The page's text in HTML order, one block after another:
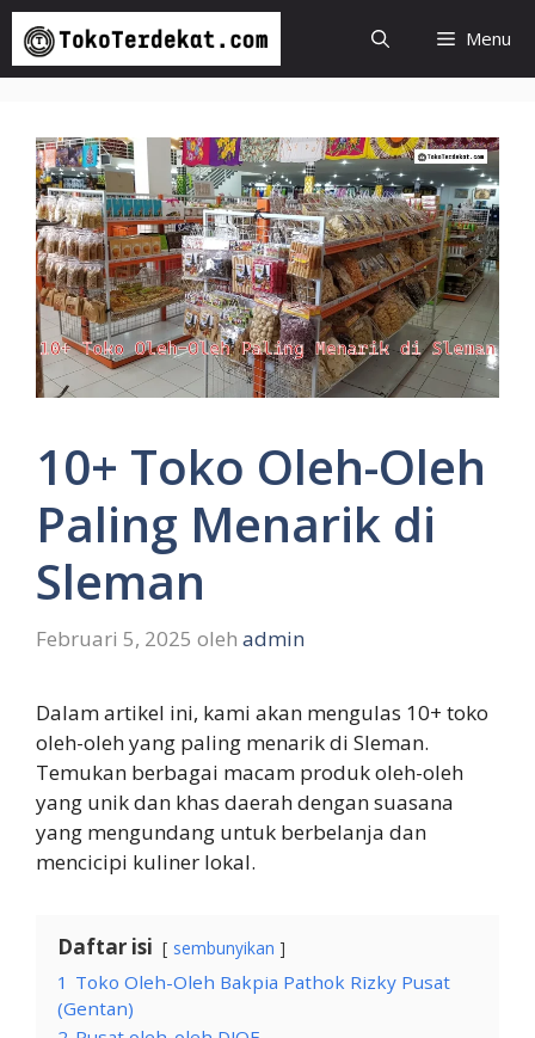
Langsung
isi
Menu
10+ Toko Oleh-Oleh
Paling Menarik di
Sleman
Februari 5, 2025 oleh admin
Dalam artikel ini, kami akan mengulas 10+ toko
oleh-oleh yang paling menarik di Sleman.
Temukan berbagai macam produk oleh-oleh
yang unik dan khas daerah dengan suasana
yang mengundang untuk berbelanja dan
mencicipi kuliner lokal.
Daftar isi sembunyikan
1 Toko Oleh-Oleh Bakpia Pathok Rizky Pusat
(Gentan)